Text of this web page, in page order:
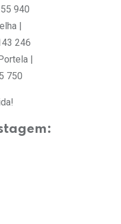
940
|
246
|
750